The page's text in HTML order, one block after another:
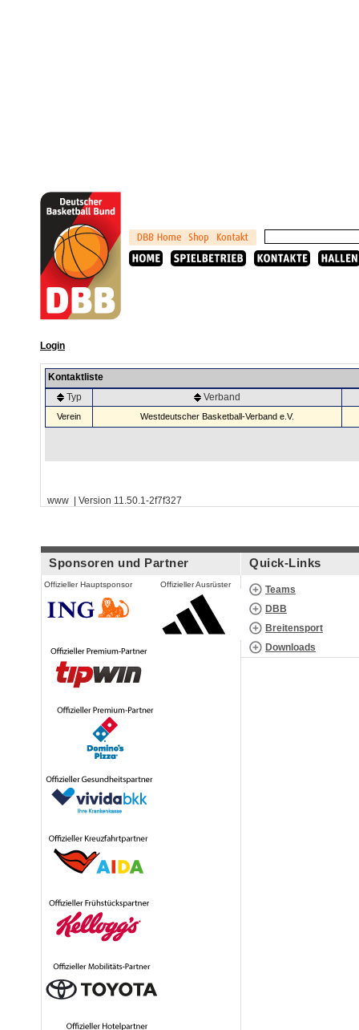
Login
Kontaktliste
Typ
Verband
Verein Westdeutscher Basketball-Verband e.V.
www | Version 11.50.1-2f7f327
Sponsoren und Partner
Offizieller Hauptsponsor Offizieller Ausrüster
Quick-Links
Teams
DBB
Breitensport
Downloads